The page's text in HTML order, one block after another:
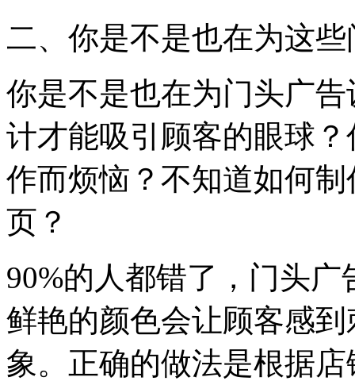
二、你是不是也在为这
你是不是也在为门头广
计才能吸引顾客的眼球
作而烦恼？不知道如何
页？
90%的人都错了，门头
鲜艳的颜色会让顾客感
象。正确的做法是根据